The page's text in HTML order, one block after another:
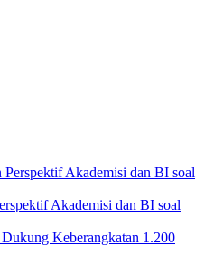
Akademisi dan BI soal